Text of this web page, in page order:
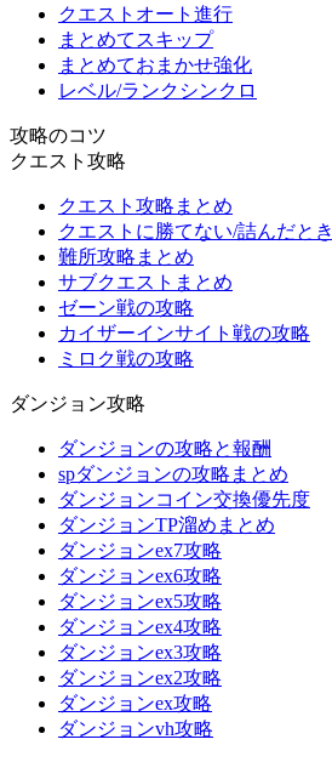
クエストオート進行
まとめてスキップ
まとめておまかせ強化
レベル/ランクシンクロ
攻略のコツ
クエスト攻略
クエスト攻略まとめ
クエストに勝てない/詰んだとき
難所攻略まとめ
サブクエストまとめ
ゼーン戦の攻略
カイザーインサイト戦の攻略
ミロク戦の攻略
ダンジョン攻略
ダンジョンの攻略と報酬
spダンジョンの攻略まとめ
ダンジョンコイン交換優先度
ダンジョンTP溜めまとめ
ダンジョンex7攻略
ダンジョンex6攻略
ダンジョンex5攻略
ダンジョンex4攻略
ダンジョンex3攻略
ダンジョンex2攻略
ダンジョンex攻略
ダンジョンvh攻略